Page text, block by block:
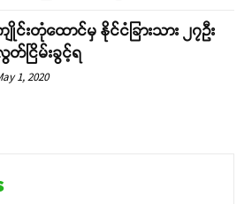
ျိုင်းတုံထောင်မှ နိုင်ငံခြားသား ၂၇ဦး
တ်ငြိမ်းခွင့်ရ
1, 2020